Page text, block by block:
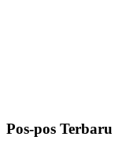
Pos-pos Terbaru